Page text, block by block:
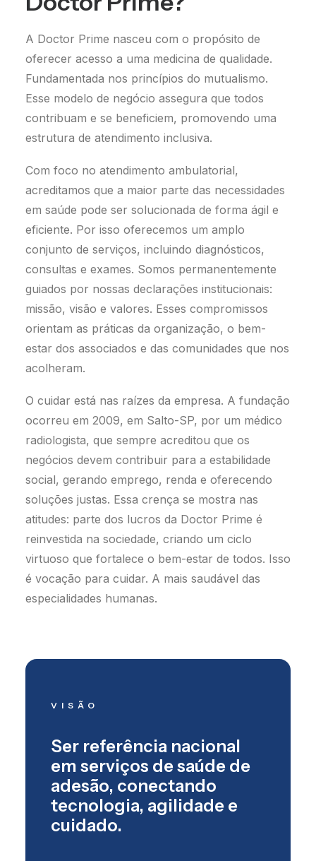
A Doctor Prime nasceu com o propósito de
oferecer acesso a uma medicina de qualidade.
Fundamentada nos princípios do mutualismo.
Esse modelo de negócio assegura que todos
contribuam e se beneficiem, promovendo uma
estrutura de atendimento inclusiva.
Com foco no atendimento ambulatorial,
acreditamos que a maior parte das necessidades
em saúde pode ser solucionada de forma ágil e
eficiente. Por isso oferecemos um amplo
conjunto de serviços, incluindo diagnósticos,
consultas e exames. Somos permanentemente
guiados por nossas declarações institucionais:
missão, visão e valores. Esses compromissos
orientam as práticas da organização, o bem-
estar dos associados e das comunidades que nos
acolheram.
O cuidar está nas raízes da empresa. A fundação
ocorreu em 2009, em Salto-SP, por um médico
radiologista, que sempre acreditou que os
negócios devem contribuir para a estabilidade
social, gerando emprego, renda e oferecendo
soluções justas. Essa crença se mostra nas
atitudes: parte dos lucros da Doctor Prime é
reinvestida na sociedade, criando um ciclo
virtuoso que fortalece o bem-estar de todos. Isso
é vocação para cuidar. A mais saudável das
especialidades humanas.
VISÃO
Ser referência nacional
em serviços de saúde de
adesão, conectando
tecnologia, agilidade e
cuidado.